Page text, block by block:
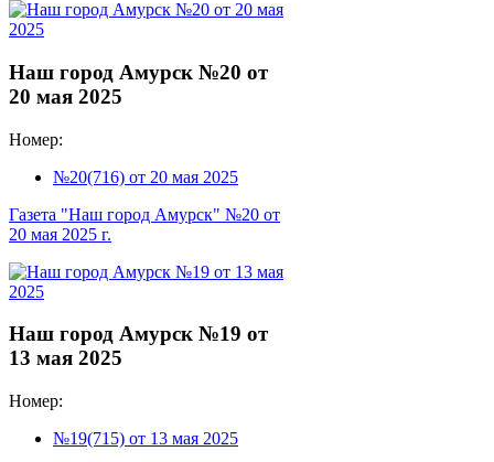
Наш город Амурск №20 от
20 мая 2025
Номер:
№20(716) от 20 мая 2025
Газета "Наш город Амурск" №20 от
20 мая 2025 г.
Наш город Амурск №19 от
13 мая 2025
Номер:
№19(715) от 13 мая 2025